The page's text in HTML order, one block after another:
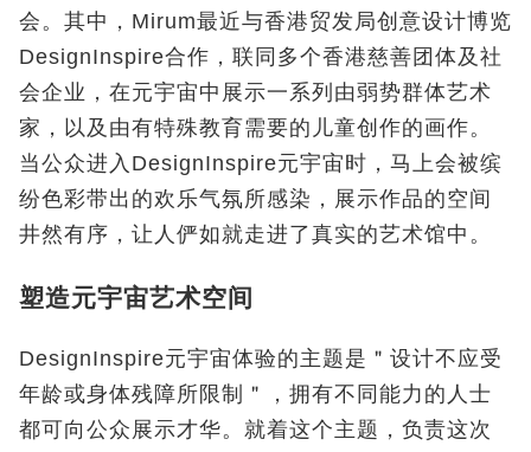
会。其中，Mirum最近与香港贸发局创意设计博览
DesignInspire合作，联同多个香港慈善团体及社
会企业，在元宇宙中展示一系列由弱势群体艺术
家，以及 由有特殊教育需要的儿童创作的画作。
当公众进入DesignInspire元宇宙时，马上会被缤
纷色彩带出的欢乐气氛所感染，展示作品的空间
井然有序， 让人俨如就走进了真实的艺术馆中。
塑造元宇宙艺术空间
DesignInspire元宇宙体验的主题是＂设计不应受
年龄或身体残障所限制＂，拥有不同能力的人士
都可向公众展示才华。就着这个主题，负责这次